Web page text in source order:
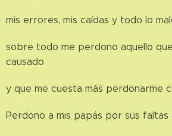
mis errores, mis caídas y todo lo
sobre todo me perdono aquello
causado
y que me cuesta más perdonarme
Perdono a mis papás por sus faltas